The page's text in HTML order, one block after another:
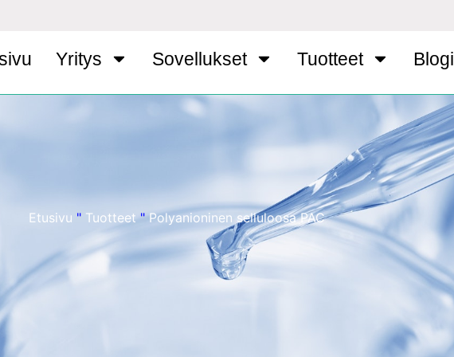
Yritys Sovellukset Tuotteet Blogi
Etusivu " Tuotteet " Polyanioninen selluloosa PAC